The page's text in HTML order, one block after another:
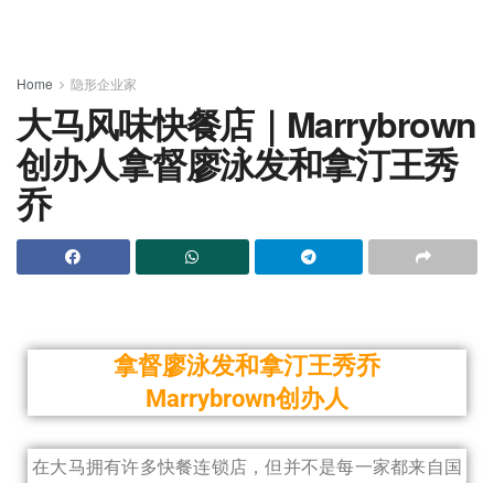
Home 隐形企业家
大马风味快餐店｜Marrybrown
创办人拿督廖泳发和拿汀王秀
乔
拿督廖泳发和拿汀王秀乔
Marrybrown创办人
在大马拥有许多快餐连锁店，但并不是每一家都来自国